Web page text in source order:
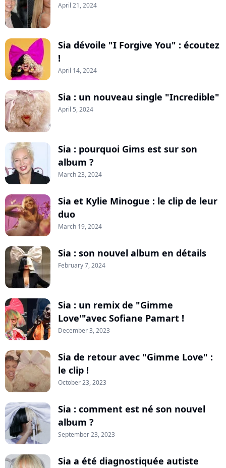
April 21, 2024
Sia dévoile "I Forgive You" : écoutez
!
April 14, 2024
Sia : un nouveau single "Incredible"
April 5, 2024
Sia : pourquoi Gims est sur son
album ?
March 23, 2024
Sia et Kylie Minogue : le clip de leur
duo
March 19, 2024
Sia : son nouvel album en détails
February 7, 2024
Sia : un remix de "Gimme
Love'"avec Sofiane Pamart !
December 3, 2023
Sia de retour avec "Gimme Love" :
le clip !
October 23, 2023
Sia : comment est né son nouvel
album ?
September 23, 2023
Sia a été diagnostiquée autiste